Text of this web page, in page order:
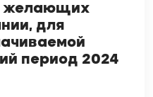
желающих
для
период 2024